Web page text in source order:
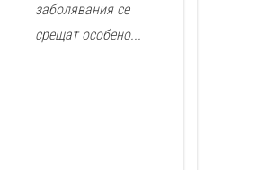
заболявания се
срещат особено...